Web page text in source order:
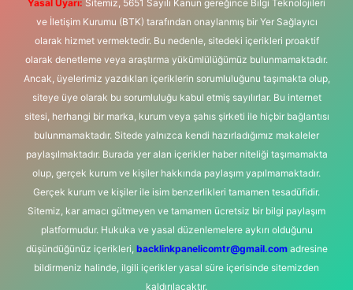
Yasal Uyarı: Sitemiz, 5651 Sayılı Kanun gereğince Bilgi Teknolojileri
ve İletişim Kurumu (BTK) tarafından onaylanmış bir Yer Sağlayıcı
olarak hizmet vermektedir. Bu nedenle, sitedeki içerikleri proaktif
olarak denetleme veya araştırma yükümlülüğümüz bulunmamaktadır.
Ancak, üyelerimiz yazdıkları içeriklerin sorumluluğunu taşımakta olup,
siteye üye olarak bu sorumluluğu kabul etmiş sayılırlar. Bu internet
sitesi, herhangi bir marka, kurum veya şahıs şirketi ile hiçbir bağlantısı
bulunmamaktadır. Sitede yalnızca kendi hazırladığımız makaleler
paylaşılmaktadır. Burada yer alan içerikler haber niteliği taşımamakta
olup, gerçek kurum ve kişiler hakkında paylaşım yapılmamaktadır.
Gerçek kurum ve kişiler ile isim benzerlikleri tamamen tesadüfidir.
Sitemiz, kar amacı gütmeyen ve tamamen ücretsiz bir bilgi paylaşım
platformudur. Hukuka ve yasal düzenlemelere aykırı olduğunu
düşündüğünüz içerikleri, backlinkpanelicomtr@gmail.comadresine
bildirmeniz halinde, ilgili içerikler yasal süre içerisinde sitemizden
kaldırılacaktır.